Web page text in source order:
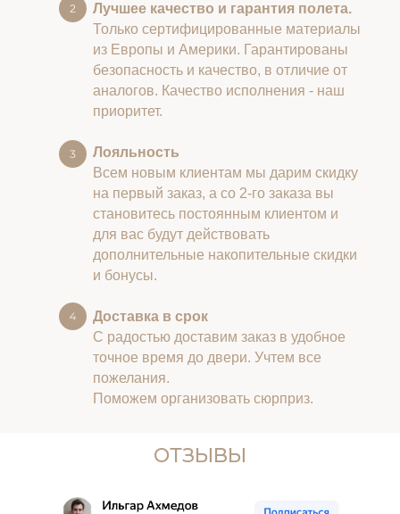
Лучшее качество и гарантия полета.
Только сертифицированные материалы
из Европы и Америки. Гарантированы
безопасность и качество, в отличие от
аналогов. Качество исполнения - наш
приоритет.
Лояльность
Всем новым клиентам мы дарим скидку
на первый заказ, а со 2-го заказа вы
становитесь постоянным клиентом и
для вас будут действовать
дополнительные накопительные скидки
и бонусы.
Доставка в срок
С радостью доставим заказ в удобное
точное время до двери. Учтем все
пожелания.
Поможем организовать сюрприз.
ОТЗЫВЫ